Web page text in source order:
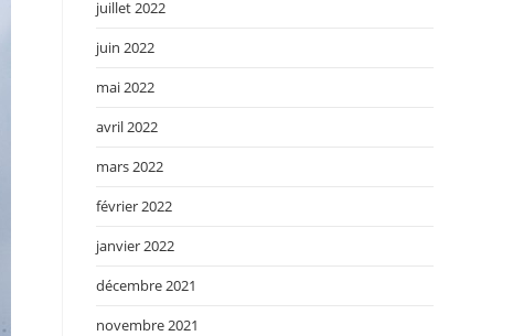
juillet 2022
juin 2022
mai 2022
avril 2022
mars 2022
février 2022
janvier 2022
décembre 2021
novembre 2021